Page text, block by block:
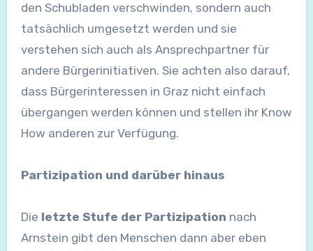
den Schubladen verschwinden, sondern auch
tatsächlich umgesetzt werden und sie
verstehen sich auch als Ansprechpartner für
andere Bürgerinitiativen. Sie achten also darauf,
dass Bürgerinteressen in Graz nicht einfach
übergangen werden können und stellen ihr Know
How anderen zur Verfügung.
Partizipation und darüber hinaus
Die letzte Stufe der Partizipation nach
Arnstein gibt den Menschen dann aber eben